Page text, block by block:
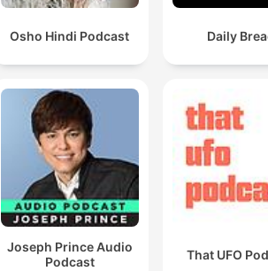
Osho Hindi Podcast Daily
Joseph Prince Audio
Podcast
That UFO